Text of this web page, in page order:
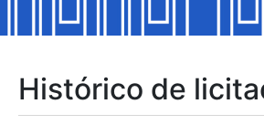
Mostrar/Ocultar
Histórico de